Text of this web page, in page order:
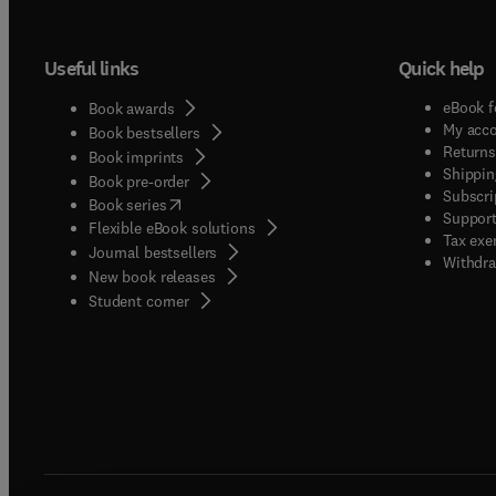
Useful links
Book awards
Book bestsellers
Book imprints
Book pre-order
Book series(opens in new tab/window
Flexible eBook solutions
Journal bestsellers
New book releases
Student corner( opens in new tab/window
Quick help
eBook
My
Tax